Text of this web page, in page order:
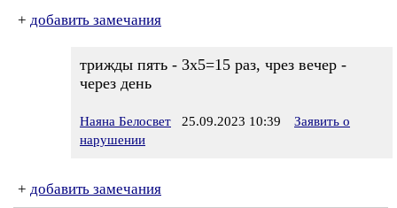
+ добавить замечания
трижды пять - 3х5=15 раз, чрез вечер -
через день
Наяна Белосвет 25.09.2023 10:39
Заявить о
нарушении
+ добавить замечания